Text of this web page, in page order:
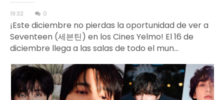
19:32 0
¡Este diciembre no pierdas la oportunidad de ver a
Seventeen (세븐틴) en los Cines Yelmo! El 16 de
diciembre llega a las salas de todo el mun...